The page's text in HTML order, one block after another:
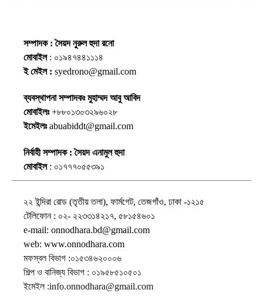
সম্পাদক : সৈয়দ নুরুল হুদা রনো
মোবাইল: ০১৯৪৭৪৪১১১৪
ই মেইল : syedrono@gmail.com
ব্যবস্থাপনা সম্পাদকঃ মুহাম্মদ আবু আবিদ
মোবাইলঃ+৮৮০১৩০৩২৯৬০২৮
ইমেইলঃabuabiddt@gmail.com
নির্বাহী সম্পাদক : সৈয়দ এনামুল হুদা
মোবাইল: ০১৭৭৭০৫৫৩৯১
২২ ইন্দিরা রোড (তৃতীয় তলা), ফার্মগেট, তেজগাঁও, ঢাকা -১২১৫
টেলিফোন : ০২- ২২৩৩১৪২১৭, ৫৮১৫৪৬০১
e-mail: onnodhara.bd@gmail.com
web: www.onnodhara.com
মফস্বল বিভাগ :০১৫৩৪৬২০০০৬
শিল্প ও বানিজ্য বিভাগ : ০১৯৫৮৫১০৫০১
ইমেইল :info.onnodhara@gmail.com